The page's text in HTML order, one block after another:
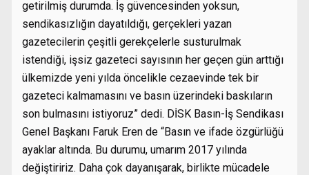
getirilmiş durumda. İş güvencesinden yoksun,
sendikasızlığın dayatıldığı, gerçekleri yazan
gazetecilerin çeşitli gerekçelerle susturulmak
istendiği, işsiz gazeteci sayısının her geçen gün arttığı
ülkemizde yeni yılda öncelikle cezaevinde tek bir
gazeteci kalmamasını ve basın üzerindeki baskıların
son bulmasını istiyoruz” dedi. DİSK Basın-İş Sendikası
Genel Başkanı Faruk Eren de “Basın ve ifade özgürlüğü
ayaklar altında. Bu durumu, umarım 2017 yılında
değiştiririz. Daha çok dayanışarak, birlikte mücadele